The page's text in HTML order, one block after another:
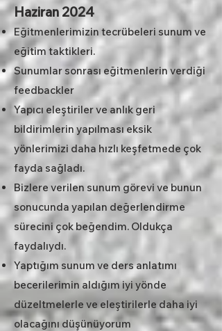
Haziran 2024
Eğitmenlerimizin tecrübeleri sunum ve
eğitim taktikleri.
Sunumlar sonrası eğitmenlerin verdiği
feedbackler
Yapıcı eleştiriler ve anlık geri
bildirimlerin yapılması eksik
yönlerimizi daha hızlı keşfetmede çok
fayda sağladı.
Bizlere verilen sunum görevi ve bunun
sonucunda yapılan değerlendirme
sürecini çok beğendim. Oldukça
faydalıydı.
Yaptığım sunum ve ders anlatımı
becerilerimin aldığım iyi yönde
düzeltmelerle ve eleştirilerle daha iyi
olacağını düşünüyorum